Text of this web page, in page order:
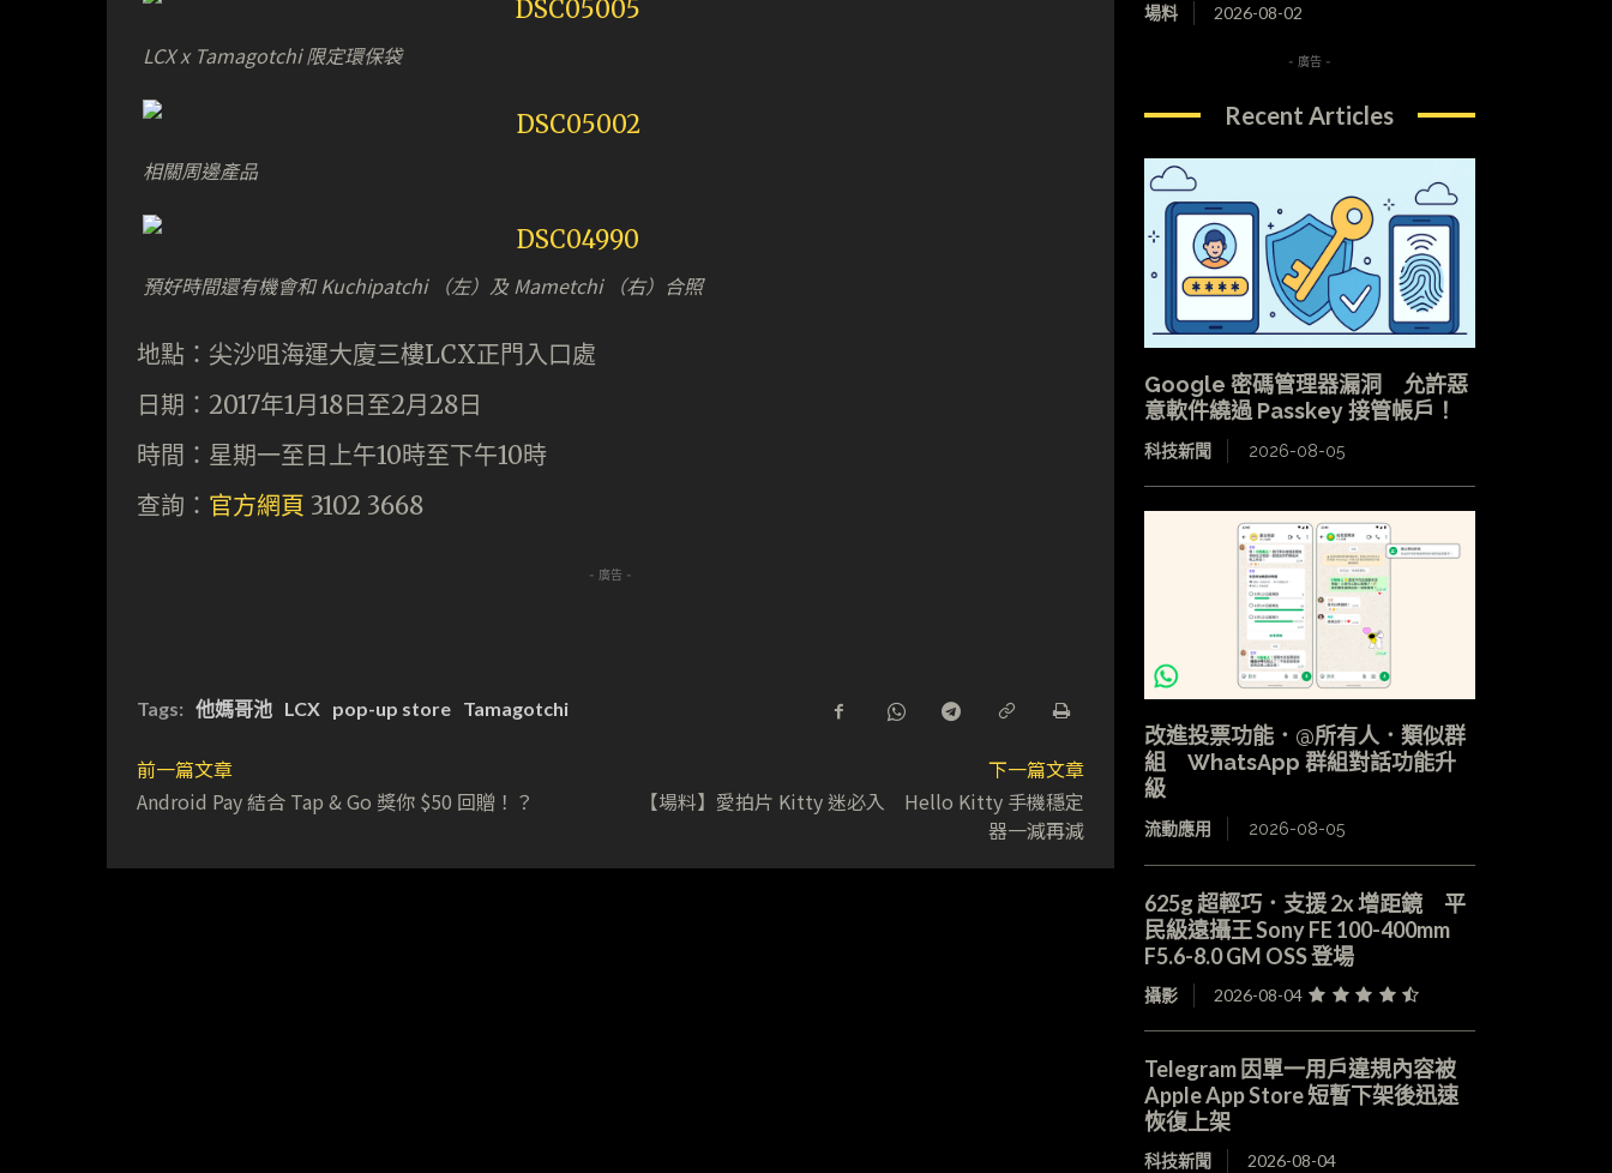
LCX x Tamagotchi 限定環保袋
相關周邊產品
預好時間還有機會和 Kuchipatchi （左）及 Mametchi （右）合照
地點：尖沙咀海運大廈三樓LCX正門入口處
日期：2017年1月18日至2月28日
時間：星期一至日上午10時至下午10時
查詢： 官方網頁 3102 3668
- 廣告 -
Tags: 他媽哥池 LCX pop-up store Tamagotchi
前一篇文章
Android Pay 結合 Tap & Go 獎你 $50 回贈！？
下一篇文章
【場料】愛拍片 Kitty 迷必入 Hello Kitty 手機穩定
器一減再減
場料 2026-08-02
- 廣告 -
Recent Articles
Google 密碼管理器漏洞 允許惡
意軟件繞過 Passkey 接管帳戶！
科技新聞 2026-08-05
改進投票功能．@所有人．類似群
組 WhatsApp 群組對話功能升
級
流動應用 2026-08-05
625g 超輕巧．支援 2x 增距鏡 平
民級遠攝王 Sony FE 100-400mm
F5.6-8.0 GM OSS 登場
攝影 2026-08-04
Telegram 因單一用戶違規內容被
Apple App Store 短暫下架後迅速
恢復上架
科技新聞 2026-08-04